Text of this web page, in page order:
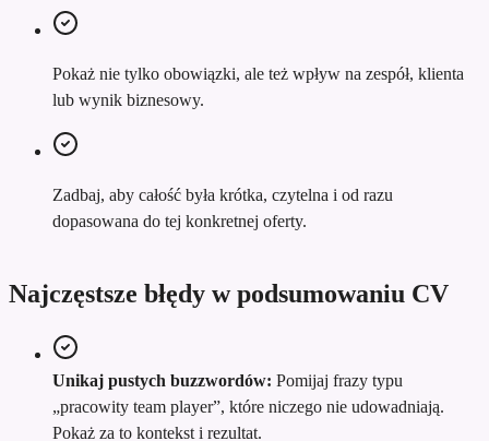
Pokaż nie tylko obowiązki, ale też wpływ na zespół, klienta
lub wynik biznesowy.
Zadbaj, aby całość była krótka, czytelna i od razu
dopasowana do tej konkretnej oferty.
Najczęstsze błędy w podsumowaniu CV
Unikaj pustych buzzwordów: Pomijaj frazy typu
„pracowity team player”, które niczego nie udowadniają.
Pokaż za to kontekst i rezultat.